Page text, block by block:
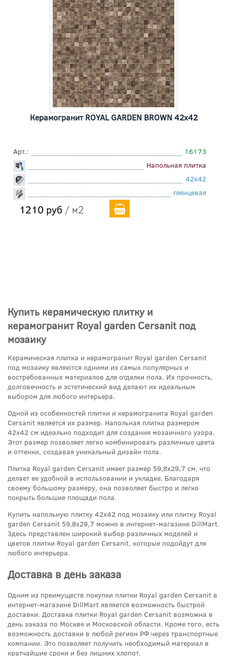
Керамогранит ROYAL GARDEN BROWN 42x42
Арт.:
16173
Напольная плитка
42x42
глянцевая
1210 руб / м2
Купить керамическую плитку и
керамогранит Royal garden Cersanit под
мозаику
Керамическая плитка и керамогранит Royal garden Cersanit
под мозаику являются одними из самых популярных и
востребованных материалов для отделки пола. Их прочность,
долговечность и эстетический вид делают их идеальным
выбором для любого интерьера.
Одной из особенностей плитки и керамогранита Royal garden
Cersanit является их размер. Напольная плитка размером
42x42 см идеально подходит для создания мозаичного узора.
Этот размер позволяет легко комбинировать различные цвета
и оттенки, создавая уникальный дизайн пола.
Плитка Royal garden Cersanit имеет размер 59,8x29,7 см, что
делает ее удобной в использовании и укладке. Благодаря
своему большому размеру, она позволяет быстро и легко
покрыть большие площади пола.
Купить напольную плитку 42x42 под мозаику или плитку Royal
garden Cersanit 59,8x29,7 можно в интернет-магазине DillMart.
Здесь представлен широкий выбор различных моделей и
цветов плитки Royal garden Cersanit, которые подойдут для
любого интерьера.
Доставка в день заказа
Одним из преимуществ покупки плитки Royal garden Cersanit в
интернет-магазине DillMart является возможность быстрой
доставки. Доставка плитки Royal garden Cersanit возможна в
день заказа по Москве и Московской области. Кроме того, есть
возможность доставки в любой регион РФ через транспортные
компании. Это позволяет получить необходимый материал в
кратчайшие сроки и без лишних хлопот.